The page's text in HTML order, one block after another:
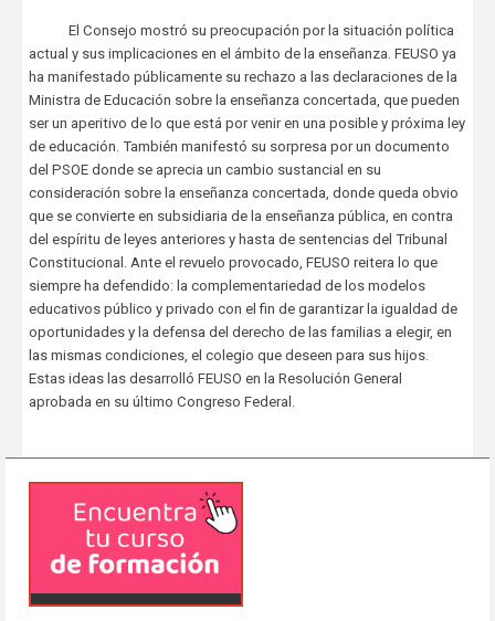
El Consejo mostró su preocupación por la situación política
actual y sus implicaciones en el ámbito de la enseñanza. FEUSO ya
ha manifestado públicamente su rechazo a las declaraciones de la
Ministra de Educación sobre la enseñanza concertada, que pueden
ser un aperitivo de lo que está por venir en una posible y próxima ley
de educación. También manifestó su sorpresa por un documento
del PSOE donde se aprecia un cambio sustancial en su
consideración sobre la enseñanza concertada, donde queda obvio
que se convierte en subsidiaria de la enseñanza pública, en contra
del espíritu de leyes anteriores y hasta de sentencias del Tribunal
Constitucional. Ante el revuelo provocado, FEUSO reitera lo que
siempre ha defendido: la complementariedad de los modelos
educativos público y privado con el fin de garantizar la igualdad de
oportunidades y la defensa del derecho de las familias a elegir, en
las mismas condiciones, el colegio que deseen para sus hijos.
Estas ideas las desarrolló FEUSO en la Resolución General
aprobada en su último Congreso Federal.